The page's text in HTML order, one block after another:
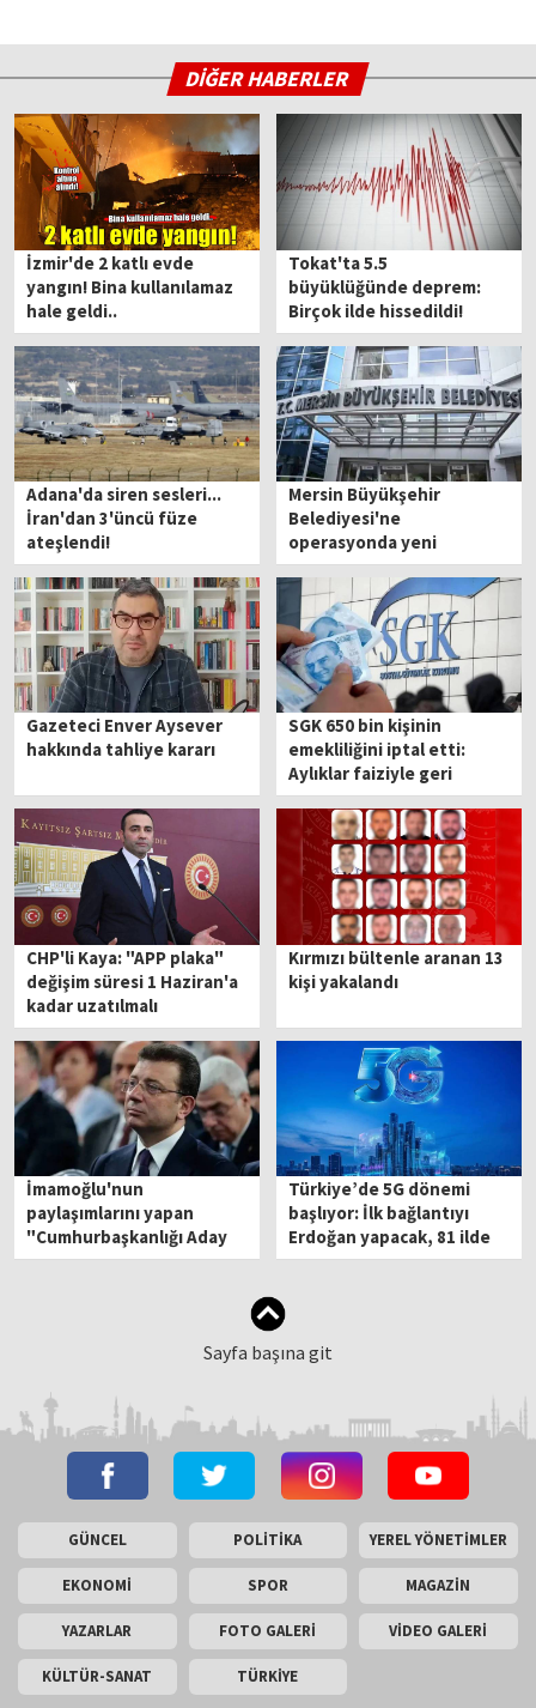
DİĞER HABERLER
İzmir'de 2 katlı evde
yangın! Bina kullanılamaz
hale geldi..
Tokat'ta 5.5
büyüklüğünde deprem:
Birçok ilde hissedildi!
Adana'da siren sesleri...
İran'dan 3'üncü füze
ateşlendi!
Mersin Büyükşehir
Belediyesi'ne
operasyonda yeni
gelişme: Gözaltına alınan 7
kişinin işlemleri sürüyor
Gazeteci Enver Aysever
hakkında tahliye kararı
SGK 650 bin kişinin
emekliliğini iptal etti:
Aylıklar faiziyle geri
alınacak
CHP'li Kaya: "APP plaka"
değişim süresi 1 Haziran'a
kadar uzatılmalı
Kırmızı bültenle aranan 13
kişi yakalandı
İmamoğlu'nun
paylaşımlarını yapan
"Cumhurbaşkanlığı Aday
Ofisi" X hesabı erişime
Türkiye’de 5G dönemi
başlıyor: İlk bağlantıyı
Erdoğan yapacak, 81 ilde
aynı anda devreye girecek
Sayfa başına git
GÜNCEL POLİTİKA YEREL YÖNETİMLER
EKONOMİ SPOR MAGAZİN
YAZARLAR FOTO GALERİ VİDEO GALERİ
KÜLTÜR-SANAT TÜRKİYE